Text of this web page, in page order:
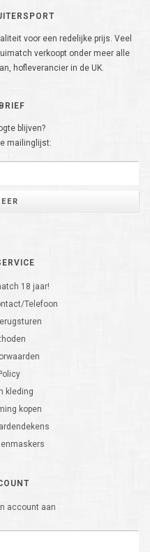
voor een redelijke prijs. Veel
verkoopt onder meer alle
hofleverancier in de UK.
blijven?
mailinglijst:
18 jaar!
Telefoon
kleding
kopen
account aan